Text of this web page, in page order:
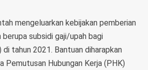
mengeluarkan kebijakan pemberian
subsidi gaji/upah bagi
tahun 2021. Bantuan diharapkan
Pemutusan Hubungan Kerja (PHK)